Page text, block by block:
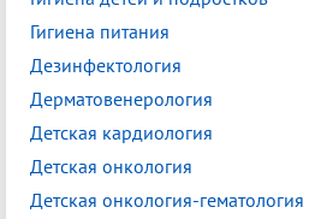
Гигиена питания
Дезинфектология
Дерматовенерология
Детская кардиология
Детская онкология
Детская онкология-гематология